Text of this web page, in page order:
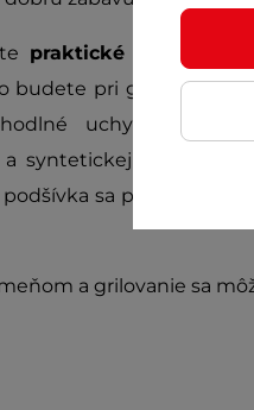
praktické vrecká
budete pri grilovaní
uchytenie.
a syntetickej kože
sa postará o to,
a grilovanie sa